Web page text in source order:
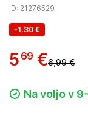
ID: 21276529
-1,30 €
5 69 €6,99 €
Na voljo v